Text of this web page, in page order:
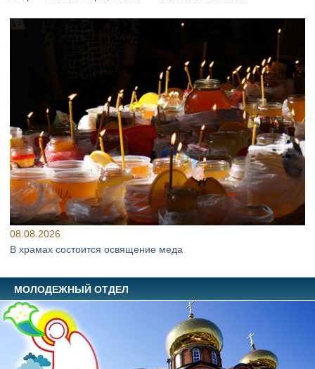
08.08.2026
В храмах состоится освящение меда
МОЛОДЕЖНЫЙ ОТДЕЛ